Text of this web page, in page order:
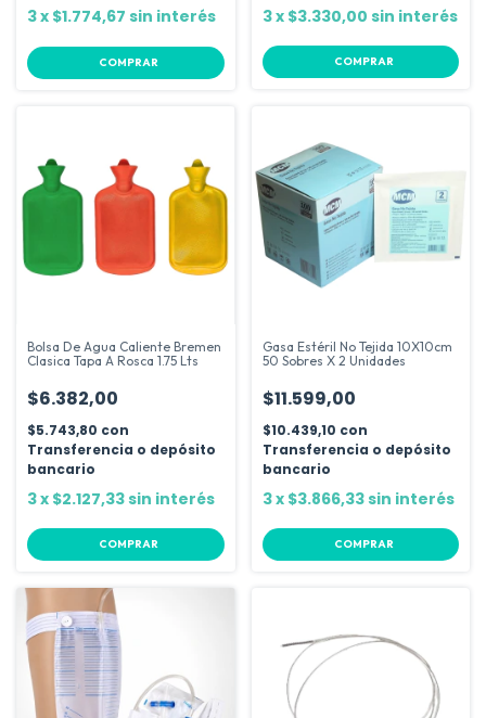
3x $1.774,67 sin interés 3x $3.330,00 sin interés
COMPRAR
Bolsa De Agua Caliente Bremen
Clasica Tapa A Rosca 1.75 Lts
$6.382,00
$5.743,80 con
Transferencia o depósito
bancario
3x $2.127,33sin interés
COMPRAR
Gasa Estéril No Tejida 10X10cm
50 Sobres X 2 Unidades
$11.599,00
$10.439,10 con
Transferencia o depósito
bancario
3x $3.866,33sin interés
COMPRAR